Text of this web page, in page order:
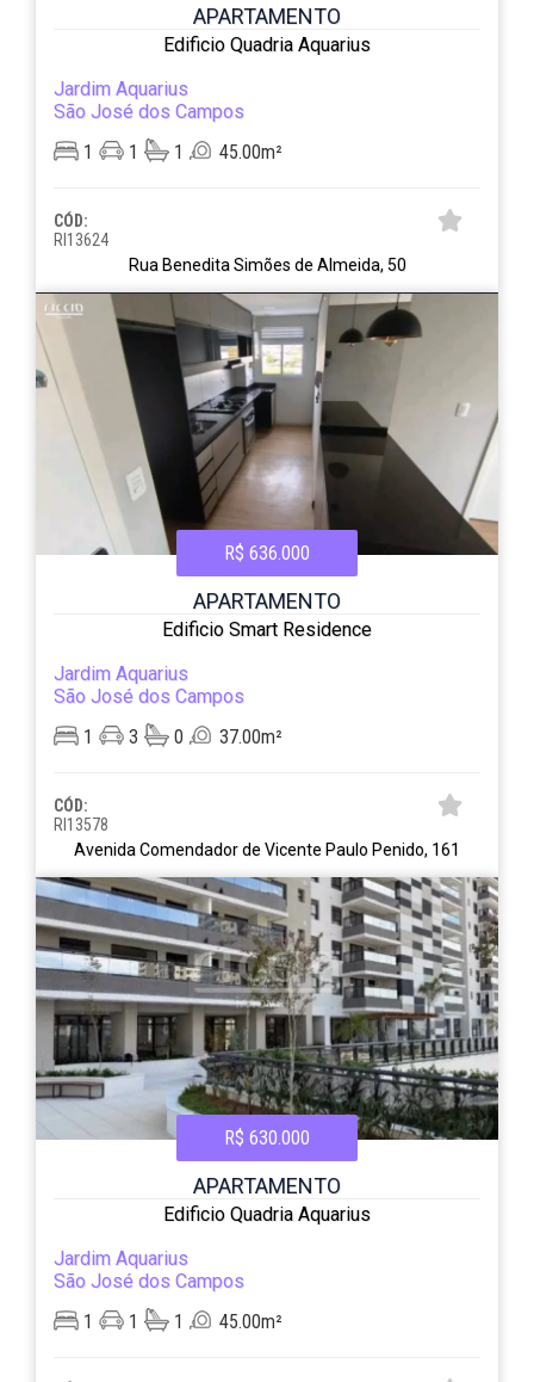
APARTAMENTO
Edificio Quadria Aquarius
Jardim Aquarius
São José dos Campos
1
1 1 45.00m²
CÓD:
RI13624
Rua Benedita Simões de Almeida, 50
R$ 636.000
APARTAMENTO
Edificio Smart Residence
Jardim Aquarius
São José dos Campos
1
3 0 37.00m²
CÓD:
RI13578
Avenida Comendador de Vicente Paulo Penido, 161
R$ 630.000
APARTAMENTO
Edificio Quadria Aquarius
Jardim Aquarius
São José dos Campos
1
1 1 45.00m²